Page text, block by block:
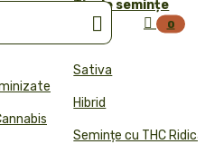
Tip de semințe
Sativa
Hibrid
Semințe cu THC
  0